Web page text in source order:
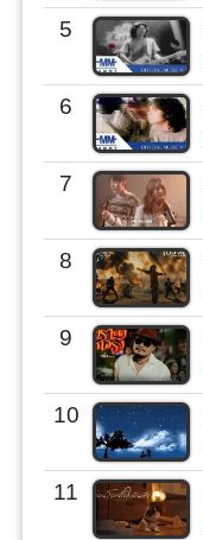
5
6
7
8
9
10
11